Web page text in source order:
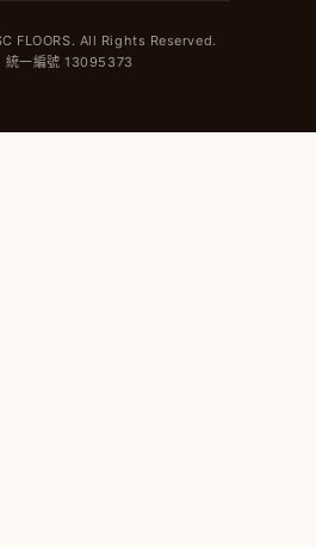
FLOORS. All Rights Reserved.
統一編號 13095373